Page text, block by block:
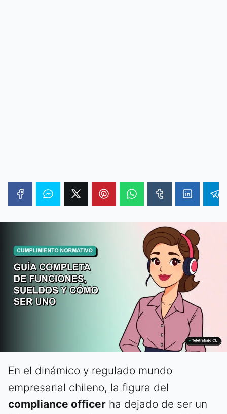
En el dinámico y regulado mundo
empresarial chileno, la figura del
compliance officer ha dejado de ser un